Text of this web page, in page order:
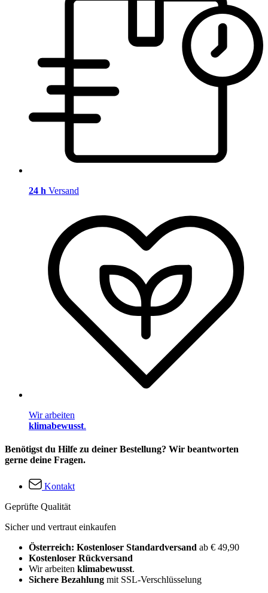
24 h Versand
Wir arbeiten
klimabewusst.
Benötigst du Hilfe zu deiner Bestellung? Wir beantworten
gerne deine Fragen.
Kontakt
Geprüfte Qualität
Sicher und vertraut einkaufen
Österreich: Kostenloser Standardversand ab € 49,90
Kostenloser Rückversand
Wir arbeiten klimabewusst.
Sichere Bezahlung mit SSL-Verschlüsselung